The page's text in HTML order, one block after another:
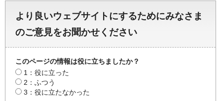
より良いウェブサイトにするためにみなさま
のご意見をお聞かせください
このページの情報は役に立ちましたか？
1：役に立った
2：ふつう
3：役に立たなかった